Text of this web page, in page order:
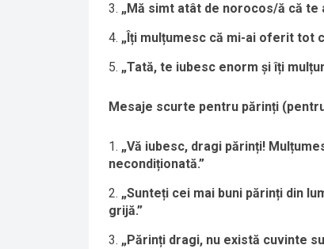
„Mă simt atât de norocos/ă că te
„Îți mulțumesc că mi-ai oferit tot
„Tată, te iubesc enorm și îți
Mesaje scurte pentru părinți
„Vă iubesc, dragi părinți!
necondiționată.”
„Sunteți cei mai buni părinți din
grijă.”
„Părinți dragi, nu există cuvinte